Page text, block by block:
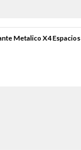
Metalico X4 Espacios